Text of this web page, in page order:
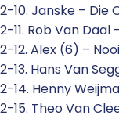
2-10. Janske – Die
2-11. Rob Van
2-12. Alex (6) –
2-13. Hans Van
2-14. Henny
2-15. Theo Van